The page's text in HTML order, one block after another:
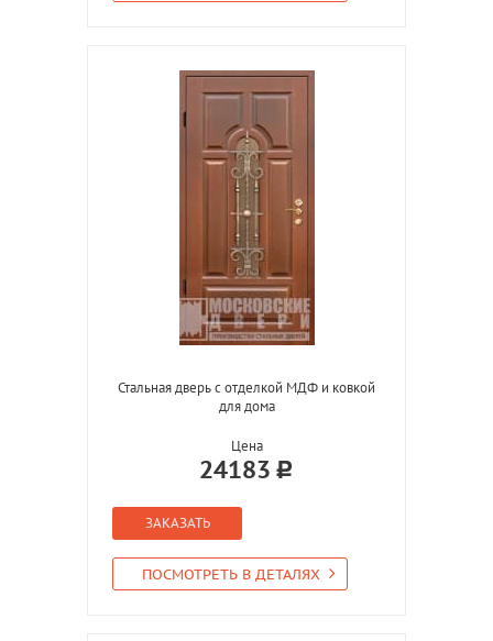
Стальная дверь с отделкой МДФ и ковкой
для дома
Цена
24183
ЗАКАЗАТЬ
ПОСМОТРЕТЬ В ДЕТАЛЯХ